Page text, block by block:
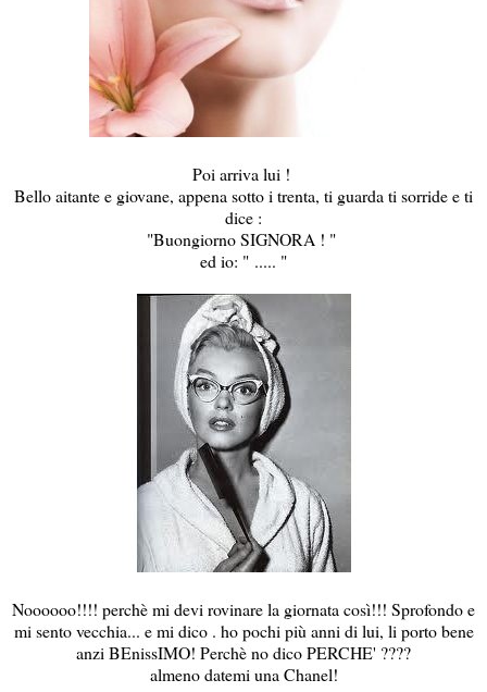
Poi arriva lui !
Bello aitante e giovane, appena sotto i trenta, ti guarda ti sorride e ti
dice :
"Buongiorno SIGNORA ! "
ed io: " ..... "
Noooooo!!!! perchè mi devi rovinare la giornata così!!! Sprofondo e
mi sento vecchia... e mi dico . ho pochi più anni di lui, li porto bene
anzi BEnissIMO! Perchè no dico PERCHE' ????
almeno datemi una Chanel!